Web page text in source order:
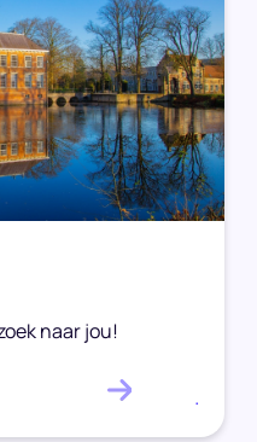
naar jou!
.